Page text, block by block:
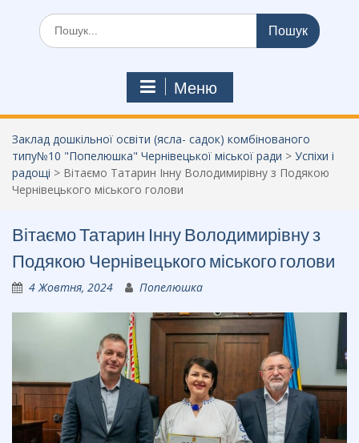
Шукати:
Меню
Заклад дошкільної освіти (ясла- садок) комбінованого
типу№10 "Попелюшка" Чернівецької міської ради > Успіхи і
радощі > Вітаємо Татарин Інну Володимирівну з Подякою
Чернівецького міського голови
Вітаємо Татарин Інну Володимирівну з
Подякою Чернівецького міського голови
4 Жовтня, 2024 Попелюшка